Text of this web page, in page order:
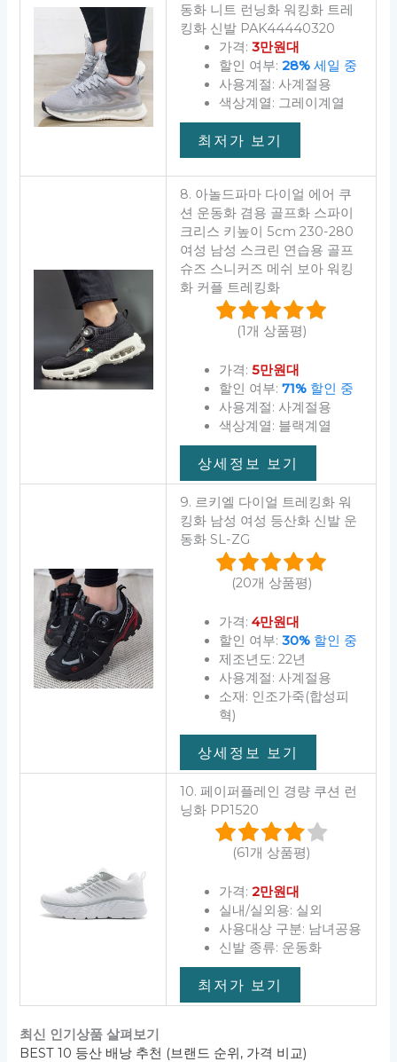
동화 니트 런닝화 워킹화 트레
킹화 신발 PAK44440320
가격: 3만원대
할인 여부: 28%세일 중
사용계절: 사계절용
색상계열: 그레이계열
최저가 보기
8. 아놀드파마 다이얼 에어 쿠
션 운동화 겸용 골프화 스파이
크리스 키높이 5cm 230-280
여성 남성 스크린 연습용 골프
슈즈 스니커즈 메쉬 보아 워킹
화 커플 트레킹화
(1개 상품평)
가격: 5만원대
할인 여부: 71%할인 중
사용계절: 사계절용
색상계열: 블랙계열
상세정보 보기
9. 르키엘 다이얼 트레킹화 워
킹화 남성 여성 등산화 신발 운
동화 SL-ZG
(20개 상품평)
가격: 4만원대
할인 여부: 30%할인 중
제조년도: 22년
사용계절: 사계절용
소재: 인조가죽(합성피
혁)
상세정보 보기
10. 페이퍼플레인 경량 쿠션 런
닝화 PP1520
(61개 상품평)
가격: 2만원대
실내/실외용: 실외
사용대상 구분: 남녀공용
신발 종류: 운동화
최저가 보기
최신 인기상품 살펴보기
BEST 10 등산 배낭 추천 (브랜드 순위, 가격 비교)